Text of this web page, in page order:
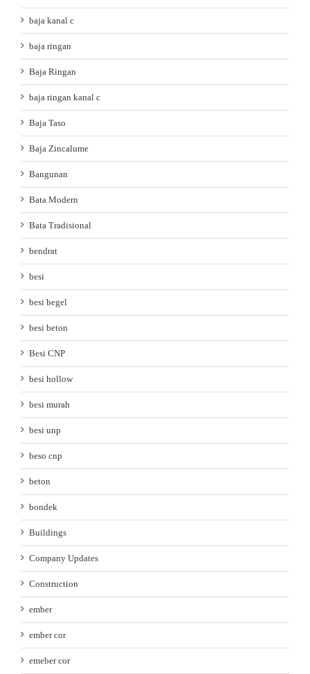
baja kanal c
baja ringan
Baja Ringan
baja ringan kanal c
Baja Taso
Baja Zincalume
Bangunan
Bata Modern
Bata Tradisional
bendrat
besi
besi begel
besi beton
Besi CNP
besi hollow
besi murah
besi unp
beso cnp
beton
bondek
Buildings
Company Updates
Construction
ember
ember cor
emeber cor